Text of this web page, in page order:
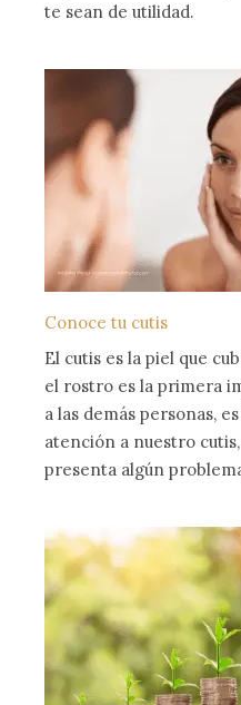
te sean de utilidad.
Conoce tu cutis
El cutis es la piel que
el rostro es la primera
a las demás personas,
atención a nuestro
presenta algún